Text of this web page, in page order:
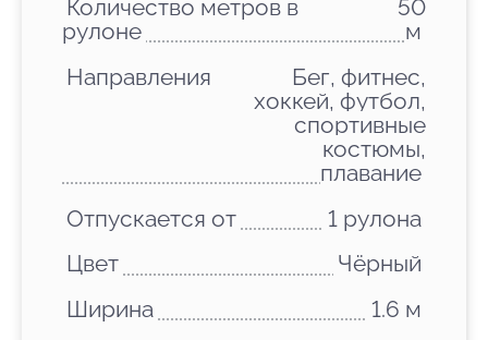
Количество метров в
рулоне
50
м
Направления
Бег, фитнес,
хоккей, футбол,
спортивные
костюмы,
плавание
Отпускается от
1 рулона
Цвет
Чёрный
Ширина
1.6 м